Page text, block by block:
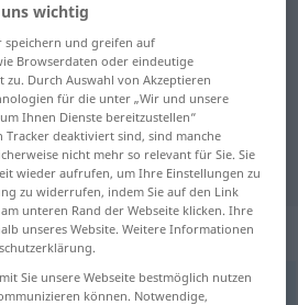
Wörterbuch Grundriss
Übersetzung
Übersetzung
: männlich
wichtig
speichern und greifen auf
Browserdaten oder eindeutige
zu. Durch Auswahl von Akzeptieren
für die unter „Wir und unsere
Ihnen Dienste bereitzustellen“
Tracker deaktiviert sind, sind manche
nicht mehr so relevant für Sie. Sie
wieder aufrufen, um Ihre Einstellungen zu
zu widerrufen, indem Sie auf den Link
unteren Rand der Webseite klicken. Ihre
unseres Website. Weitere Informationen
Sie unsere Webseite bestmöglich nutzen
können. Notwendige,